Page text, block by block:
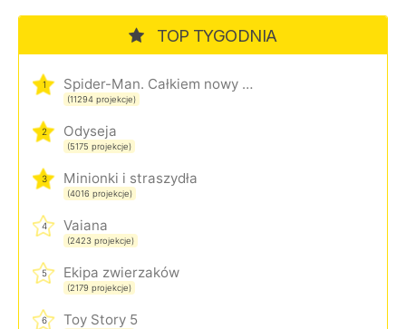
TOP TYGODNIA
1 Spider-Man. Całkiem nowy dzień
(11294 projekcje)
2 Odyseja
(5175 projekcje)
3 Minionki i straszydła
(4016 projekcje)
4 Vaiana
(2423 projekcje)
5 Ekipa zwierzaków
(2179 projekcje)
6 Toy Story 5